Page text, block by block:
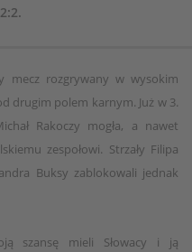
mecz rozgrywany w wysokim
drugim polem karnym. Już w 3.
Rakoczy mogła, a nawet
zespołowi. Strzały Filipa
Buksy zablokowali jednak
szansę mieli Słowacy i ją